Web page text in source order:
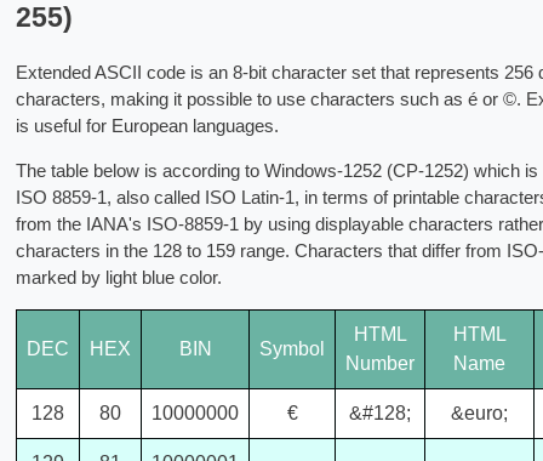
255)
Extended ASCII code is an 8-bit character set that represents 256
characters, making it possible to use characters such as é or ©.
is useful for European languages.
The table below is according to Windows-1252 (CP-1252) which
ISO 8859-1, also called ISO Latin-1, in terms of printable
from the IANA's ISO-8859-1 by using displayable characters
characters in the 128 to 159 range. Characters that differ from
marked by light blue color.
DEC HEX BIN Symbol
HTML
Number
HTML
Name
128 80 10000000 € &#128; &euro;